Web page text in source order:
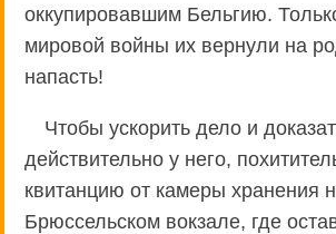
оккупировавшим Бельгию.
мировой войны их вернули на
напасть!
Чтобы ускорить дело и
действительно у него,
квитанцию от камеры хранения
Брюссельском вокзале, где